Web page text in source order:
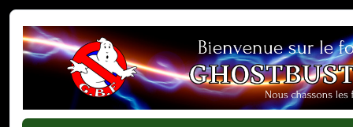
Ghostbusters France